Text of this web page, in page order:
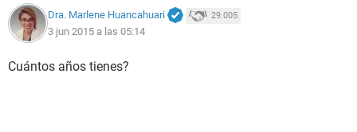
Dra. Marlene Huancahuari 29.005
3 jun 2015 a las 05:14
Cuántos años tienes?